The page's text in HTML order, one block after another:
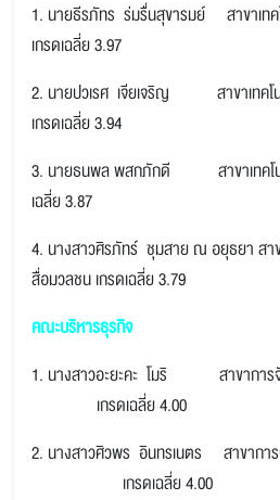
1. นายธีรภัทร ร่มรื่นสุขารมย์ สาขา
เกรดเฉลี่ย 3.97
2. นายปวเรศ เจียเจริญ สาขาเทคโน
เกรดเฉลี่ย 3.94
3. นายธนพล พสกภักดี สาขาเทค
เฉลี่ย 3.87
4. นางสาวศิรภัทร์ ชุมสาย ณ อยุธยา สาข
สื่อมวลชน เกรดเฉลี่ย 3.79
คณะบริหารธุรกิจ
1. นางสาวอะยะคะ โมริ สาขาการจัด
เกรดเฉลี่ย 4.00
2. นางสาวศิวพร อินทรเนตร สาขากา
เกรดเฉลี่ย 4.00